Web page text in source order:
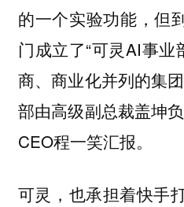
的一个实验功能，但
门成立了“可灵AI事
商、商业化并列的集
部由高级副总裁盖坤
CEO程一笑汇报。
可灵，也承担着快手